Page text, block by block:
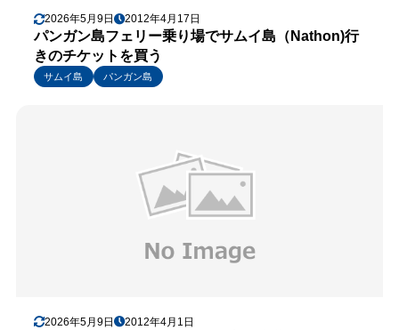
2026年5月9日 2012年4月17日
パンガン島フェリー乗り場でサムイ島（Nathon)行
きのチケットを買う
サムイ島 パンガン島
2026年5月9日 2012年4月1日